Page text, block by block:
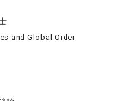
and Global Order